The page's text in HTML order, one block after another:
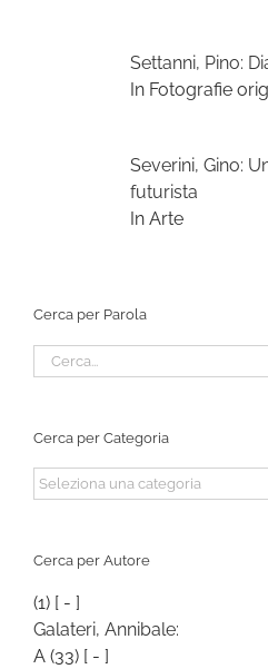
Settanni, Pino:
In Fotografie
Severini, Gino:
futurista
In Arte
Cerca per Parola
Cerca
per:
Cerca per Categoria
Cerca
per
Cerca per Autore
(1) [ - ]
Galateri, Annibale:
A (33) [ - ]